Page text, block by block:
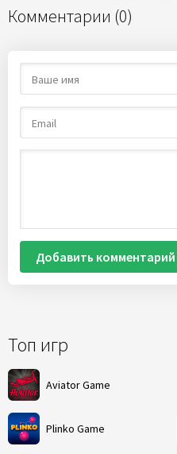
Топ игр
Aviator Game
Plinko Game
Комментарии (0)
Добавить комментарий